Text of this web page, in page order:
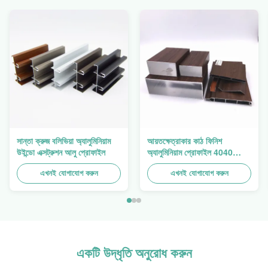
সান্তা ক্রুজ বলিভিয়া অ্যালুমিনিয়াম
উইন্ডো এক্সট্রুশন আলু প্রোফাইল
এখনই যোগাযোগ করুন
আয়তক্ষেত্রাকার কাঠ ফিনিশ
অ্যালুমিনিয়াম প্রোফাইল 4040
অ্যালুমিনিয়াম এক্সট্রুশন প্রোফাইল
এখনই যোগাযোগ করুন
একটি উদ্ধৃতি অনুরোধ করুন